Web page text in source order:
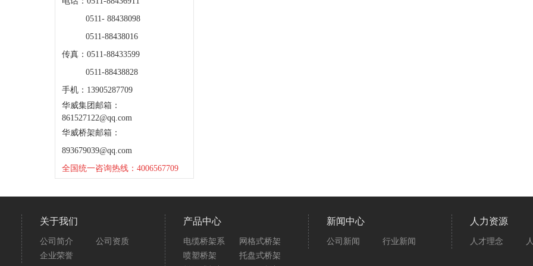
0511- 88438098
0511-88438016
传真：0511-88433599
0511-88438828
手机：13905287709
华威集团邮箱：
861527122@qq.com
华威桥架邮箱：
893679039@qq.com
全国统一咨询热线：4006567709
关于我们
公司简介
公司资质
企业荣誉
产品中心
电缆桥架系
网格式桥架
喷塑桥架
托盘式桥架
新闻中心
公司新闻 行业新闻
人力资源
人才理念